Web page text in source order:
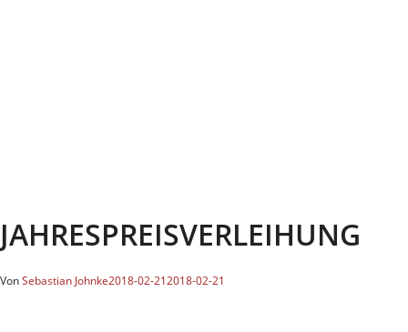
JAHRESPREISVERLEIHUNG
VonSebastian Johnke2018-02-212018-02-21